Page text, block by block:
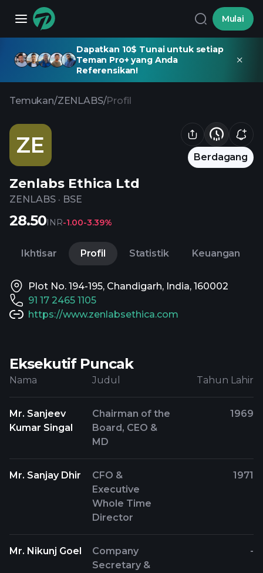
Mulai
Dapatkan 10$ Tunai untuk setiap
Teman Pro+ yang Anda
Referensikan!
Temukan/ZENLABS/Profil
ZE Berdagang
Zenlabs Ethica Ltd
ZENLABS · BSE
28.50INR-1.00-3.39%
Ikhtisar Profil Statistik Keuangan
Plot No. 194-195, Chandigarh, India, 160002
91 17 2465 1105
https://www.zenlabsethica.com
Eksekutif Puncak
Nama Judul Tahun Lahir
Mr. Sanjeev
Kumar Singal
Chairman of the
Board, CEO &
MD
1969
Mr. Sanjay Dhir
CFO &
Executive
Whole Time
Director
1971
Mr. Nikunj Goel
Company
Secretary &
-